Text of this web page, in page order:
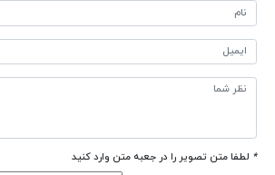
* لطفا متن تصویر را در جعبه متن وارد کنید